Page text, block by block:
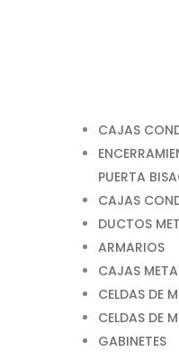
CAJAS
PUERTA
CAJAS
DUCTOS
ARMARIOS
CAJAS
CELDAS DE
CELDAS DE
GABINETES